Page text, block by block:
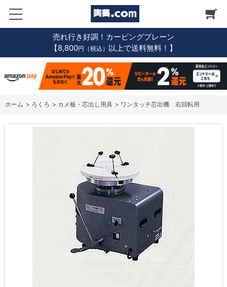
売れ行き好調！カービングプレーン
【8,800円（税込） 以上で送料無料！】
ホーム > ろくろ > カメ板・芯出し用具 > ワンタッチ芯出機 右回転用